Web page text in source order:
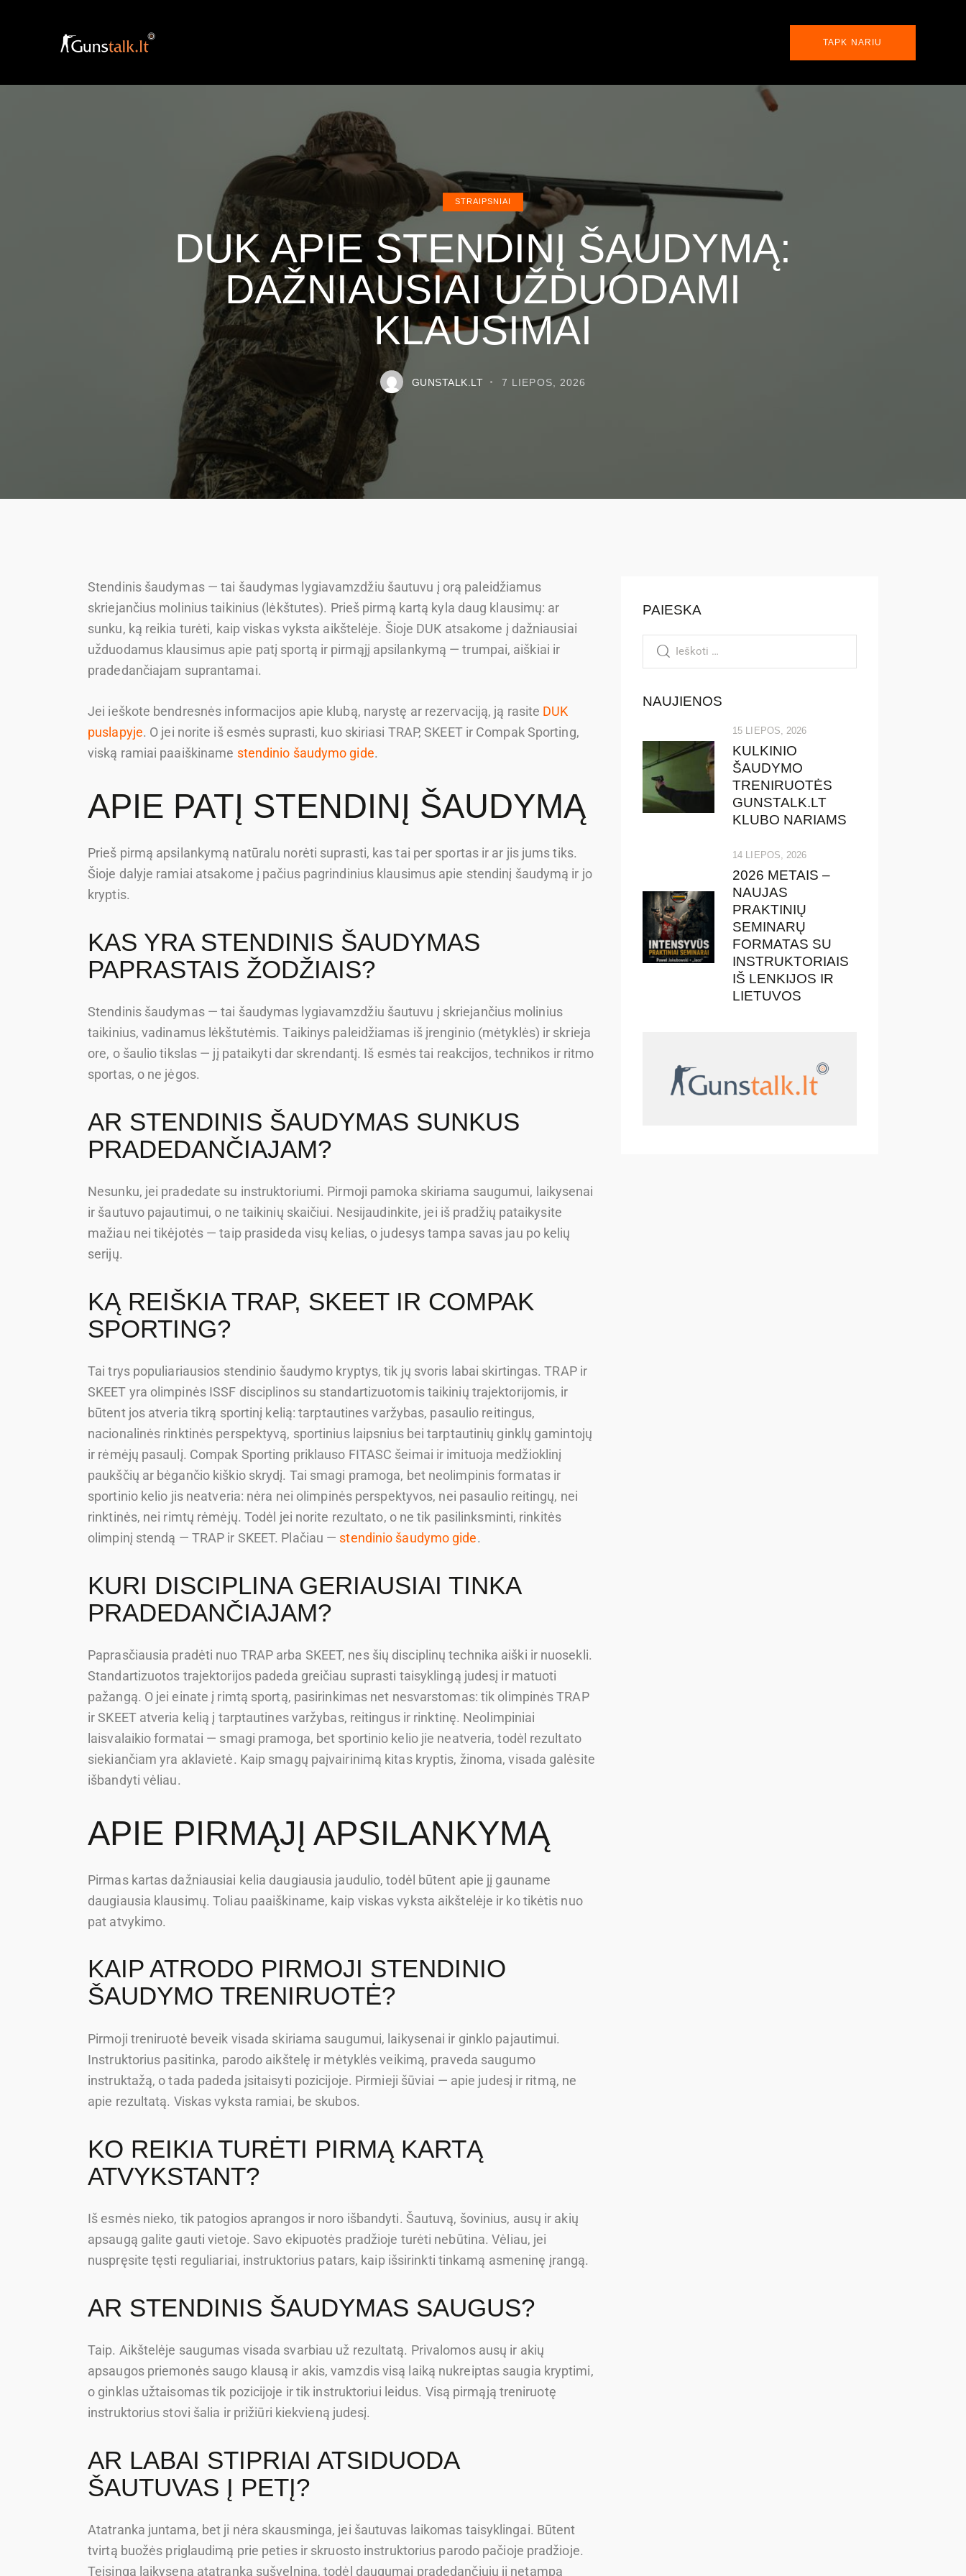
TAPK NARIU
STRAIPSNIAI
DUK APIE STENDINĮ ŠAUDYMĄ:
DAŽNIAUSIAI UŽDUODAMI
KLAUSIMAI
GUNSTALK.LT 7 LIEPOS, 2026
Stendinis šaudymas — tai šaudymas lygiavamzdžiu šautuvu į orą paleidžiamus
skriejančius molinius taikinius (lėkštutes). Prieš pirmą kartą kyla daug klausimų: ar
sunku, ką reikia turėti, kaip viskas vyksta aikštelėje. Šioje DUK atsakome į dažniausiai
užduodamus klausimus apie patį sportą ir pirmąjį apsilankymą — trumpai, aiškiai ir
pradedančiajam suprantamai.
Jei ieškote bendresnės informacijos apie klubą, narystę ar rezervaciją, ją rasite DUK
puslapyje. O jei norite iš esmės suprasti, kuo skiriasi TRAP, SKEET ir Compak Sporting,
viską ramiai paaiškiname stendinio šaudymo gide.
APIE PATĮ STENDINĮ ŠAUDYMĄ
Prieš pirmą apsilankymą natūralu norėti suprasti, kas tai per sportas ir ar jis jums tiks.
Šioje dalyje ramiai atsakome į pačius pagrindinius klausimus apie stendinį šaudymą ir jo
kryptis.
KAS YRA STENDINIS ŠAUDYMAS
PAPRASTAIS ŽODŽIAIS?
Stendinis šaudymas — tai šaudymas lygiavamzdžiu šautuvu į skriejančius molinius
taikinius, vadinamus lėkštutėmis. Taikinys paleidžiamas iš įrenginio (mėtyklės) ir skrieja
ore, o šaulio tikslas — jį pataikyti dar skrendantį. Iš esmės tai reakcijos, technikos ir ritmo
sportas, o ne jėgos.
AR STENDINIS ŠAUDYMAS SUNKUS
PRADEDANČIAJAM?
Nesunku, jei pradedate su instruktoriumi. Pirmoji pamoka skiriama saugumui, laikysenai
ir šautuvo pajautimui, o ne taikinių skaičiui. Nesijaudinkite, jei iš pradžių pataikysite
mažiau nei tikėjotės — taip prasideda visų kelias, o judesys tampa savas jau po kelių
serijų.
KĄ REIŠKIA TRAP, SKEET IR COMPAK
SPORTING?
Tai trys populiariausios stendinio šaudymo kryptys, tik jų svoris labai skirtingas. TRAP ir
SKEET yra olimpinės ISSF disciplinos su standartizuotomis taikinių trajektorijomis, ir
būtent jos atveria tikrą sportinį kelią: tarptautines varžybas, pasaulio reitingus,
nacionalinės rinktinės perspektyvą, sportinius laipsnius bei tarptautinių ginklų gamintojų
ir rėmėjų pasaulį. Compak Sporting priklauso FITASC šeimai ir imituoja medžioklinį
paukščių ar bėgančio kiškio skrydį. Tai smagi pramoga, bet neolimpinis formatas ir
sportinio kelio jis neatveria: nėra nei olimpinės perspektyvos, nei pasaulio reitingų, nei
rinktinės, nei rimtų rėmėjų. Todėl jei norite rezultato, o ne tik pasilinksminti, rinkitės
olimpinį stendą — TRAP ir SKEET. Plačiau — stendinio šaudymo gide.
KURI DISCIPLINA GERIAUSIAI TINKA
PRADEDANČIAJAM?
Paprasčiausia pradėti nuo TRAP arba SKEET, nes šių disciplinų technika aiški ir nuosekli.
Standartizuotos trajektorijos padeda greičiau suprasti taisyklingą judesį ir matuoti
pažangą. O jei einate į rimtą sportą, pasirinkimas net nesvarstomas: tik olimpinės TRAP
ir SKEET atveria kelią į tarptautines varžybas, reitingus ir rinktinę. Neolimpiniai
laisvalaikio formatai — smagi pramoga, bet sportinio kelio jie neatveria, todėl rezultato
siekiančiam yra aklavietė. Kaip smagų paįvairinimą kitas kryptis, žinoma, visada galėsite
išbandyti vėliau.
APIE PIRMĄJĮ APSILANKYMĄ
Pirmas kartas dažniausiai kelia daugiausia jaudulio, todėl būtent apie jį gauname
daugiausia klausimų. Toliau paaiškiname, kaip viskas vyksta aikštelėje ir ko tikėtis nuo
pat atvykimo.
KAIP ATRODO PIRMOJI STENDINIO
ŠAUDYMO TRENIRUOTĖ?
Pirmoji treniruotė beveik visada skiriama saugumui, laikysenai ir ginklo pajautimui.
Instruktorius pasitinka, parodo aikštelę ir mėtyklės veikimą, praveda saugumo
instruktažą, o tada padeda įsitaisyti pozicijoje. Pirmieji šūviai — apie judesį ir ritmą, ne
apie rezultatą. Viskas vyksta ramiai, be skubos.
KO REIKIA TURĖTI PIRMĄ KARTĄ
ATVYKSTANT?
Iš esmės nieko, tik patogios aprangos ir noro išbandyti. Šautuvą, šovinius, ausų ir akių
apsaugą galite gauti vietoje. Savo ekipuotės pradžioje turėti nebūtina. Vėliau, jei
nuspręsite tęsti reguliariai, instruktorius patars, kaip išsirinkti tinkamą asmeninę įrangą.
AR STENDINIS ŠAUDYMAS SAUGUS?
Taip. Aikštelėje saugumas visada svarbiau už rezultatą. Privalomos ausų ir akių
apsaugos priemonės saugo klausą ir akis, vamzdis visą laiką nukreiptas saugia kryptimi,
o ginklas užtaisomas tik pozicijoje ir tik instruktoriui leidus. Visą pirmąją treniruotę
instruktorius stovi šalia ir prižiūri kiekvieną judesį.
AR LABAI STIPRIAI ATSIDUODA
ŠAUTUVAS Į PETĮ?
Atatranka juntama, bet ji nėra skausminga, jei šautuvas laikomas taisyklingai. Būtent
tvirtą buožės priglaudimą prie peties ir skruosto instruktorius parodo pačioje pradžioje.
Teisinga laikysena atatranką sušvelnina, todėl daugumai pradedančiųjų ji netampa
PAIESKA
NAUJIENOS
15 LIEPOS, 2026
KULKINIO
ŠAUDYMO
TRENIRUOTĖS
GUNSTALK.LT
KLUBO NARIAMS
14 LIEPOS, 2026
2026 METAIS –
NAUJAS
PRAKTINIŲ
SEMINARŲ
FORMATAS SU
INSTRUKTORIAIS
IŠ LENKIJOS IR
LIETUVOS